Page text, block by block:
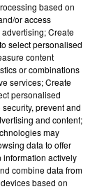
de son nouvel
based on
or access
Create
select personalised
content
or combinations
services; Create
personalised
prevent and
and content;
may
data to offer
information actively
combine data from
based on